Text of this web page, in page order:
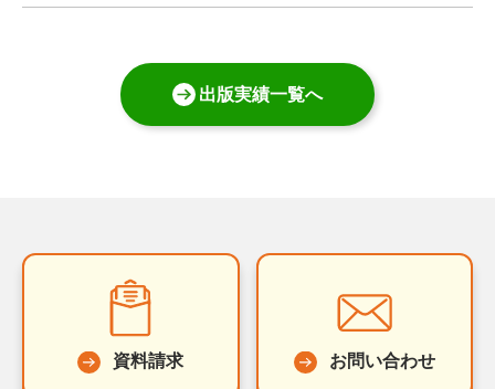
出版実績一覧へ
資料請求 お問い合わせ